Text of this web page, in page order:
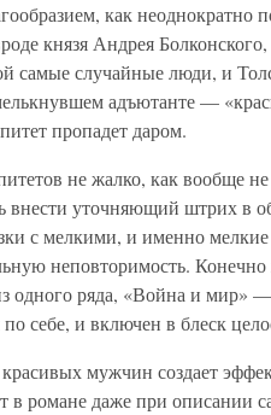
как неоднократно
князя Андрея
самые случайные люди, и
адъютанте —
пропадет даром.
не жалко, как вообще
внести уточняющий штрих в
с мелкими, и именно
неповторимость.
одного ряда, «Война и мир»
себе, и включен в блеск
мужчин создает
в романе даже при описании